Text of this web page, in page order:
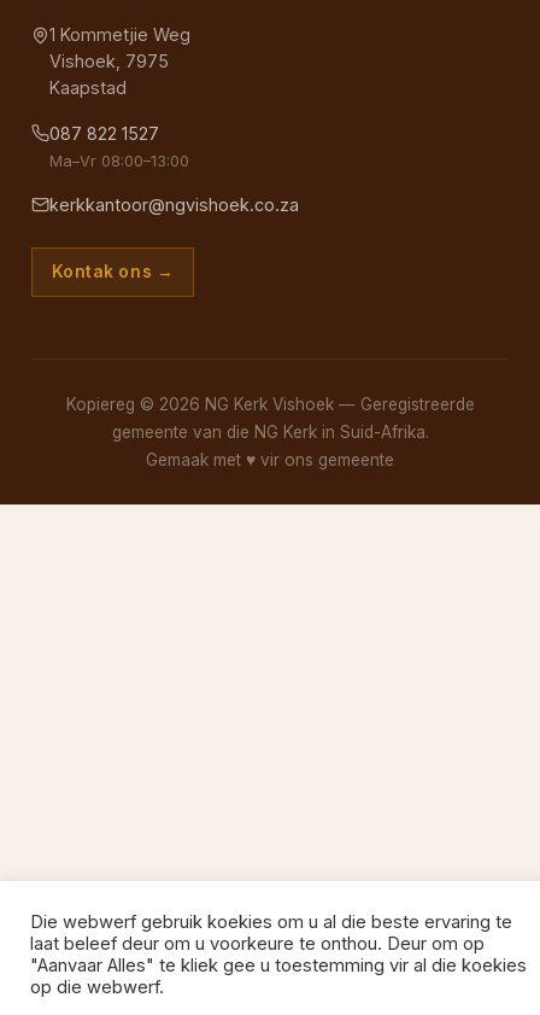
1 Kommetjie Weg
Vishoek, 7975
Kaapstad
087 822 1527
Ma–Vr 08:00–13:00
kerkkantoor@ngvishoek.co.za
Kontak ons →
Kopiereg © 2026 NG Kerk Vishoek — Geregistreerde
gemeente van die NG Kerk in Suid-Afrika.
Gemaak met ♥ vir ons gemeente
Die webwerf gebruik koekies om u al die beste ervaring te
laat beleef deur om u voorkeure te onthou. Deur om op
"Aanvaar Alles" te kliek gee u toestemming vir al die koekies
op die webwerf.